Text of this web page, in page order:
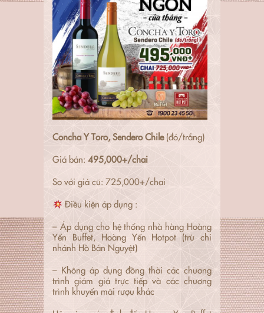
Concha Y Toro, Sendero Chile(đỏ/trắng)
Giá bán: 495,000+/chai
So với giá cũ: 725,000+/chai
Điều kiện áp dụng :
– Áp dụng cho hệ thống nhà hàng Hoàng
Yến Buffet, Hoàng Yến Hotpot (trừ chi
nhánh Hồ Bán Nguyệt)
– Không áp dụng đồng thời các chương
trình giảm giá trực tiếp và các chương
trình khuyến mãi rượu khác